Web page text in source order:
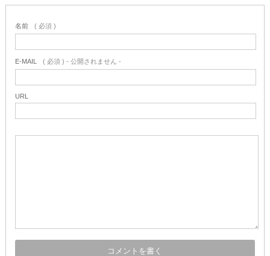
名前 ( 必須 )
E-MAIL ( 必須 ) - 公開されません -
URL